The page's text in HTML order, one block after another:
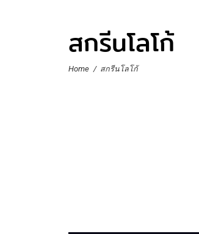
สกรีนโลโก้
Home / สกรีนโลโก้